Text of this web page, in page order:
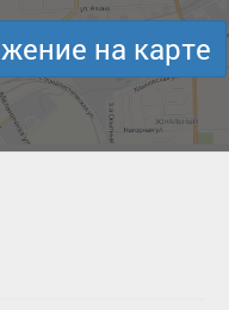
на карте